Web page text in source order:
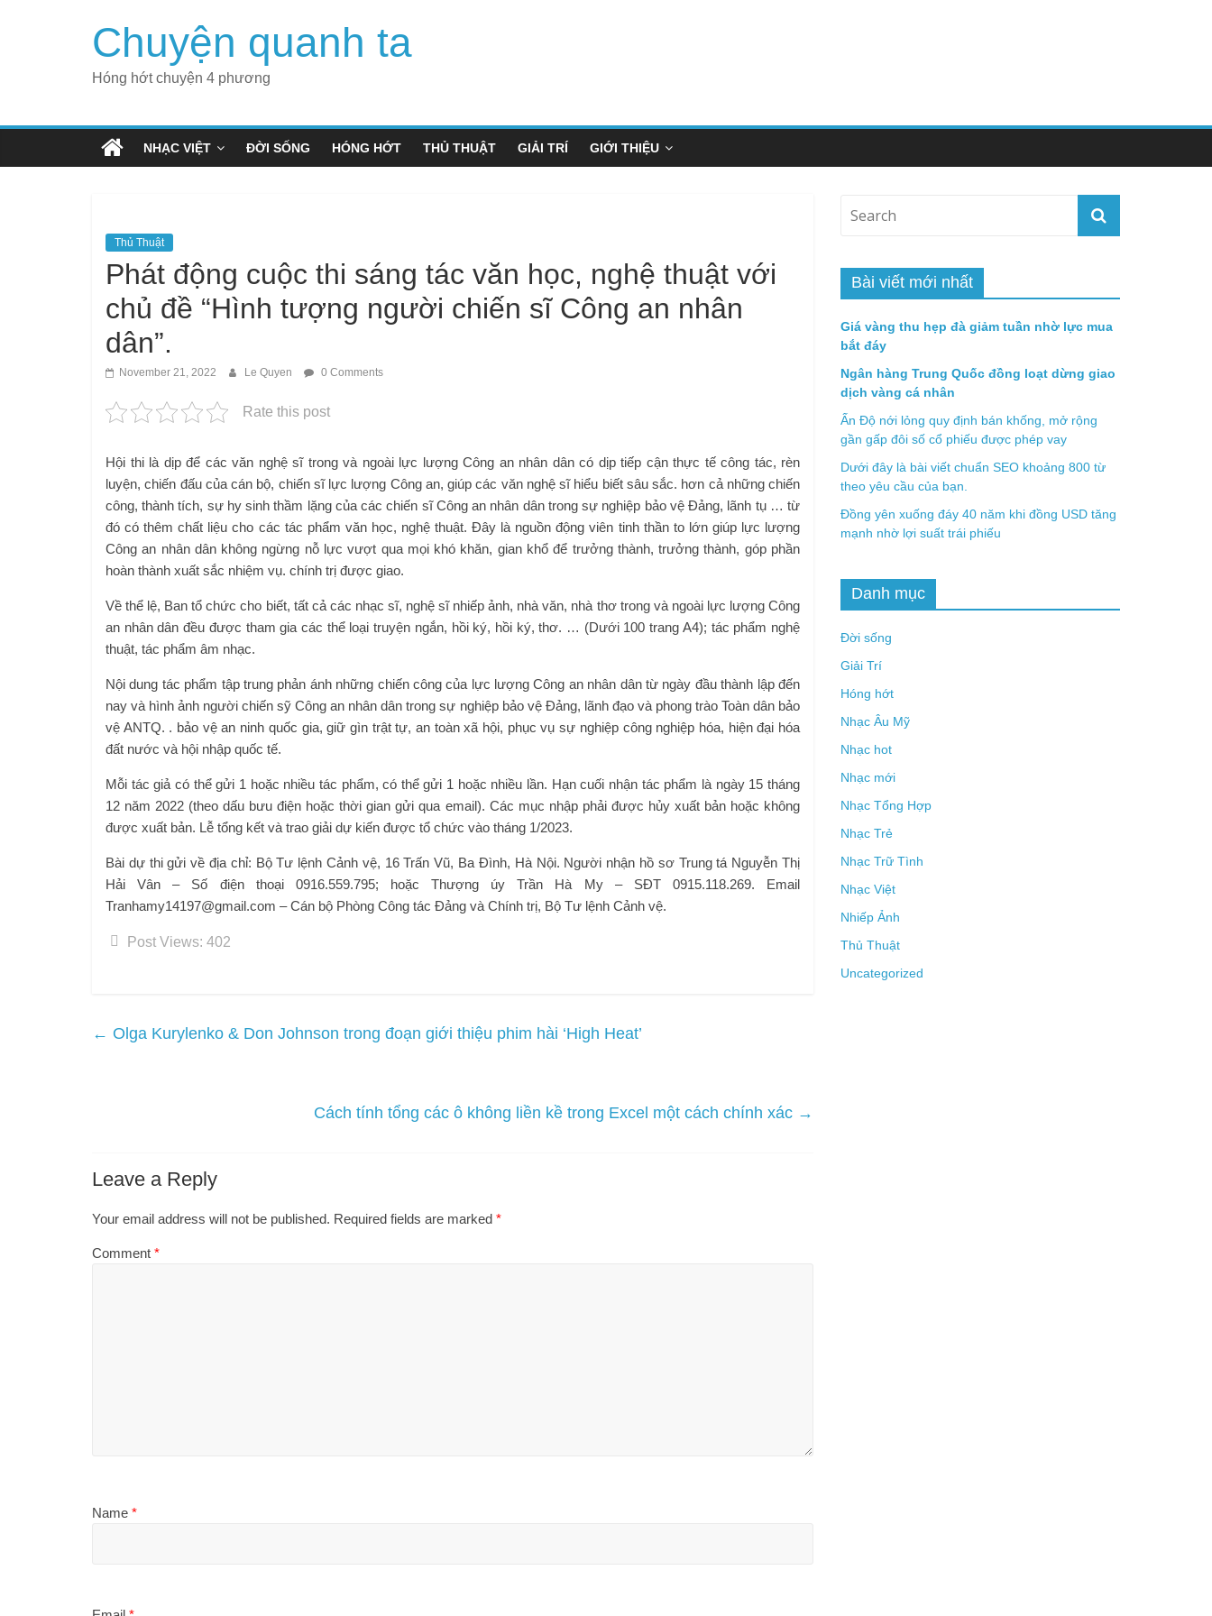
Chuyện quanh ta
Hóng hớt chuyện 4 phương
NHẠC VIỆT ĐỜI SỐNG HÓNG HỚT THỦ THUẬT GIẢI TRÍ GIỚI THIỆU
Thủ Thuật
Phát động cuộc thi sáng tác văn học, nghệ thuật với
chủ đề “Hình tượng người chiến sĩ Công an nhân
dân”.
November 21, 2022 Le Quyen 0 Comments
Rate this post
Hội thi là dịp để các văn nghệ sĩ trong và ngoài lực lượng Công an nhân dân có dịp tiếp cận thực tế công tác, rèn
luyện, chiến đấu của cán bộ, chiến sĩ lực lượng Công an, giúp các văn nghệ sĩ hiểu biết sâu sắc. hơn cả những chiến
công, thành tích, sự hy sinh thầm lặng của các chiến sĩ Công an nhân dân trong sự nghiệp bảo vệ Đảng, lãnh tụ … từ
đó có thêm chất liệu cho các tác phẩm văn học, nghệ thuật. Đây là nguồn động viên tinh thần to lớn giúp lực lượng
Công an nhân dân không ngừng nỗ lực vượt qua mọi khó khăn, gian khổ để trưởng thành, trưởng thành, góp phần
hoàn thành xuất sắc nhiệm vụ. chính trị được giao.
Về thể lệ, Ban tổ chức cho biết, tất cả các nhạc sĩ, nghệ sĩ nhiếp ảnh, nhà văn, nhà thơ trong và ngoài lực lượng Công
an nhân dân đều được tham gia các thể loại truyện ngắn, hồi ký, hồi ký, thơ. … (Dưới 100 trang A4); tác phẩm nghệ
thuật, tác phẩm âm nhạc.
Nội dung tác phẩm tập trung phản ánh những chiến công của lực lượng Công an nhân dân từ ngày đầu thành lập đến
nay và hình ảnh người chiến sỹ Công an nhân dân trong sự nghiệp bảo vệ Đảng, lãnh đạo và phong trào Toàn dân bảo
vệ ANTQ. . bảo vệ an ninh quốc gia, giữ gìn trật tự, an toàn xã hội, phục vụ sự nghiệp công nghiệp hóa, hiện đại hóa
đất nước và hội nhập quốc tế.
Mỗi tác giả có thể gửi 1 hoặc nhiều tác phẩm, có thể gửi 1 hoặc nhiều lần. Hạn cuối nhận tác phẩm là ngày 15 tháng
12 năm 2022 (theo dấu bưu điện hoặc thời gian gửi qua email). Các mục nhập phải được hủy xuất bản hoặc không
được xuất bản. Lễ tổng kết và trao giải dự kiến ​​được tổ chức vào tháng 1/2023.
Bài dự thi gửi về địa chỉ: Bộ Tư lệnh Cảnh vệ, 16 Trấn Vũ, Ba Đình, Hà Nội. Người nhận hồ sơ Trung tá Nguyễn Thị
Hải Vân – Số điện thoại 0916.559.795; hoặc Thượng úy Trần Hà My – SĐT 0915.118.269. Email
Tranhamy14197@gmail.com – Cán bộ Phòng Công tác Đảng và Chính trị, Bộ Tư lệnh Cảnh vệ.
Post Views: 402
← Olga Kurylenko & Don Johnson trong đoạn giới thiệu phim hài ‘High Heat’
Cách tính tổng các ô không liền kề trong Excel một cách chính xác →
Leave a Reply
Your email address will not be published. Required fields are marked *
Comment *
Name *
Bài viết mới nhất
Giá vàng thu hẹp đà giảm tuần nhờ lực mua
bắt đáy
Ngân hàng Trung Quốc đồng loạt dừng giao
dịch vàng cá nhân
Ấn Độ nới lỏng quy định bán khống, mở rộng
gần gấp đôi số cổ phiếu được phép vay
Dưới đây là bài viết chuẩn SEO khoảng 800 từ
theo yêu cầu của bạn.
Đồng yên xuống đáy 40 năm khi đồng USD tăng
mạnh nhờ lợi suất trái phiếu
Danh mục
Đời sống
Giải Trí
Hóng hớt
Nhạc Âu Mỹ
Nhạc hot
Nhạc mới
Nhạc Tổng Hợp
Nhạc Trẻ
Nhạc Trữ Tình
Nhạc Việt
Nhiếp Ảnh
Thủ Thuật
Uncategorized